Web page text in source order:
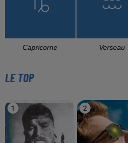
Capricorne Verseau
LE TOP
1 2